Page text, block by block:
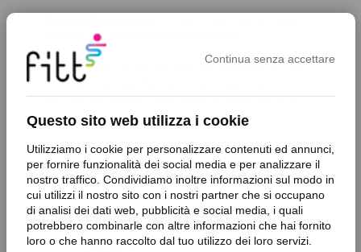
Continua senza accettare
Questo sito web utilizza i cookie
Utilizziamo i cookie per personalizzare contenuti ed annunci,
per fornire funzionalità dei social media e per analizzare il
nostro traffico. Condividiamo inoltre informazioni sul modo in
cui utilizzi il nostro sito con i nostri partner che si occupano
di analisi dei dati web, pubblicità e social media, i quali
potrebbero combinarle con altre informazioni che hai fornito
loro o che hanno raccolto dal tuo utilizzo dei loro servizi.
Sandrigo (VI) | Italia | customercare@fitt.com
Informations sur la sécurité (Reg. UE 2023/988):
ne contient pas d’avertissement ni de consignes de sécurité,
car il peut être utilisé en toute sécurité et comme prévu sans.
Produits similaires